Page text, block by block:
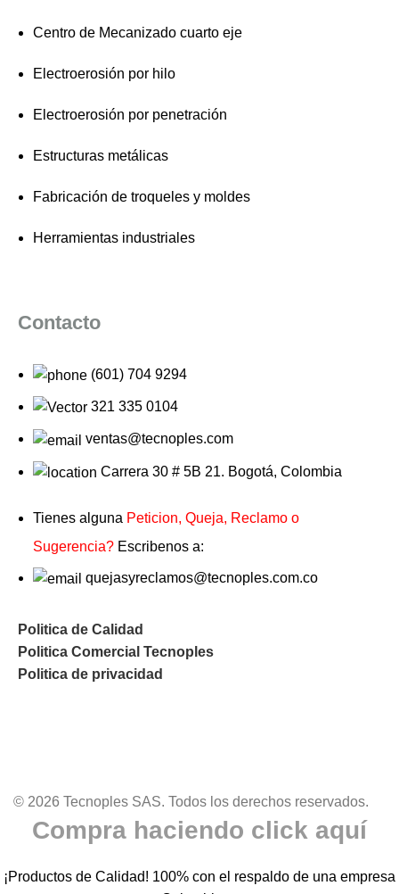
Centro de Mecanizado cuarto eje
Electroerosión por hilo
Electroerosión por penetración
Estructuras metálicas
Fabricación de troqueles y moldes
Herramientas industriales
Contacto
(601) 704 9294
321 335 0104
ventas@tecnoples.com
Carrera 30 # 5B 21. Bogotá, Colombia
Tienes alguna Peticion, Queja, Reclamo o
Sugerencia? Escribenos a:
quejasyreclamos@tecnoples.com.co
Politica de Calidad
Politica Comercial Tecnoples
Politica de privacidad
© 2026 Tecnoples SAS. Todos los derechos reservados.
Compra haciendo click aquí
¡Productos de Calidad! 100% con el respaldo de una empresa